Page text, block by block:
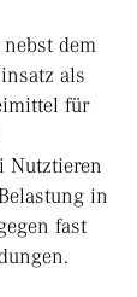
dem
als
für
Nutztieren
in
fast